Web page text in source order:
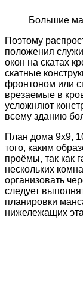
Большие
Поэтому
положения
окон на скатах
скатные
фронтоном или
врезаемые в
усложняют
всему зданию
План дома 9х9,
того, каким
проёмы, так как
нескольких
организовать
следует
планировки
нижележащих